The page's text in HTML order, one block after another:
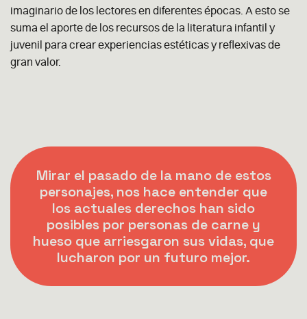
imaginario de los lectores en diferentes épocas. A esto se
suma el aporte de los recursos de la literatura infantil y
juvenil para crear experiencias estéticas y reflexivas de
gran valor.
Mirar el pasado de la mano de estos
personajes, nos hace entender que
los actuales derechos han sido
posibles por personas de carne y
hueso que arriesgaron sus vidas, que
lucharon por un futuro mejor.